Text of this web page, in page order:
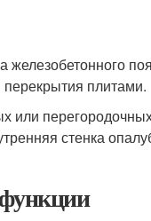
плитами.
или
стенка